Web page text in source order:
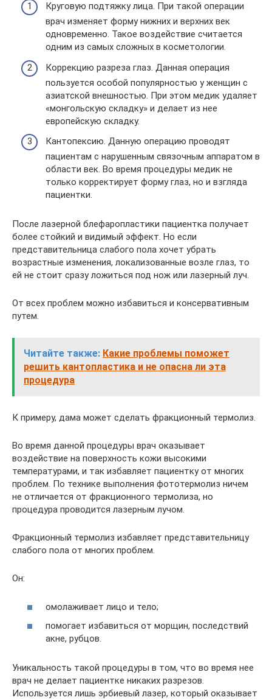
Круговую подтяжку лица. При такой операции
врач изменяет форму нижних и верхних век
одновременно. Такое воздействие считается
одним из самых сложных в косметологии.
Коррекцию разреза глаз. Данная операция
пользуется особой популярностью у женщин с
азиатской внешностью. При этом медик удаляет
«монгольскую складку» и делает из нее
европейскую складку.
Кантопексию. Данную операцию проводят
пациентам с нарушенным связочным аппаратом в
области век. Во время процедуры медик не
только корректирует форму глаз, но и взгляда
пациентки.
После лазерной блефаропластики пациентка получает
более стойкий и видимый эффект. Но если
представительница слабого пола хочет убрать
возрастные изменения, локализованные возле глаз, то
ей не стоит сразу ложиться под нож или лазерный луч.
От всех проблем можно избавиться и консервативным
путем.
Читайте также: Какие проблемы поможет
решить кантопластика и не опасна ли эта
процедура
К примеру, дама может сделать фракционный термолиз.
Во время данной процедуры врач оказывает
воздействие на поверхность кожи высокими
температурами, и так избавляет пациентку от многих
проблем. По технике выполнения фототермолиз ничем
не отличается от фракционного термолиза, но
процедура проводится лазерным лучом.
Фракционный термолиз избавляет представительницу
слабого пола от многих проблем.
Он:
омолаживает лицо и тело;
помогает избавиться от морщин, последствий
акне, рубцов.
Уникальность такой процедуры в том, что во время нее
врач не делает пациентке никаких разрезов.
Используется лишь эрбиевый лазер, который оказывает